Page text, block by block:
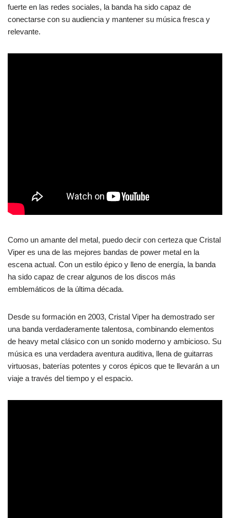
fuerte en las redes sociales, la banda ha sido capaz de
conectarse con su audiencia y mantener su música fresca y
relevante.
Como un amante del metal, puedo decir con certeza que Cristal
Viper es una de las mejores bandas de power metal en la
escena actual. Con un estilo épico y lleno de energía, la banda
ha sido capaz de crear algunos de los discos más
emblemáticos de la última década.
Desde su formación en 2003, Cristal Viper ha demostrado ser
una banda verdaderamente talentosa, combinando elementos
de heavy metal clásico con un sonido moderno y ambicioso. Su
música es una verdadera aventura auditiva, llena de guitarras
virtuosas, baterías potentes y coros épicos que te llevarán a un
viaje a través del tiempo y el espacio.